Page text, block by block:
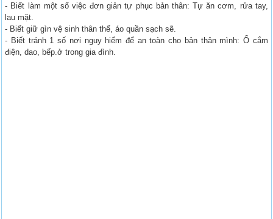
- Biết làm một số việc đơn giản tự phục bản thân: Tự ăn cơm, rửa tay,
lau mặt.
- Biết giữ gìn vệ sinh thân thể, áo quần sạch sẽ.
- Biết tránh 1 số nơi nguy hiểm để an toàn cho bản thân mình: Ổ cắm
điện, dao, bếp.ở trong gia đình.